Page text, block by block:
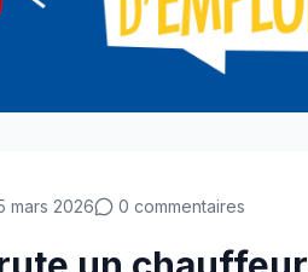
mars 2026 0 commentaires